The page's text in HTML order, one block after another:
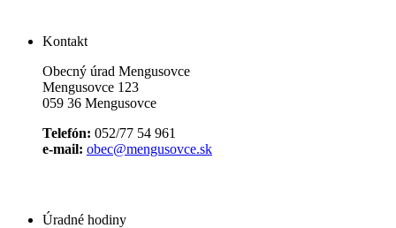
Kontakt
Obecný úrad Mengusovce
Mengusovce 123
059 36 Mengusovce
Telefón: 052/77 54 961
e-mail: obec@mengusovce.sk
Úradné hodiny